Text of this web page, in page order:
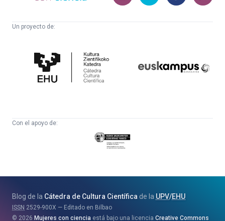
Un proyecto de:
Cultura
Científica
Con el apoyo de:
Eusko
Jaurlaritza
eta
Berrikuntza
Blog de la Cátedra de Cultura Científica de la UPV/EHU
ISSN 2529-900X
Editado en Bilbao
2026 Mujeres con ciencia está bajo una licencia Creative Commons